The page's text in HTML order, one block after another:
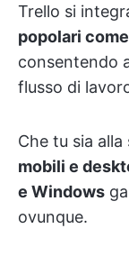
Trello si
popolari
consentendo
flusso di
Che tu sia
mobili e
e Windows
ovunque.